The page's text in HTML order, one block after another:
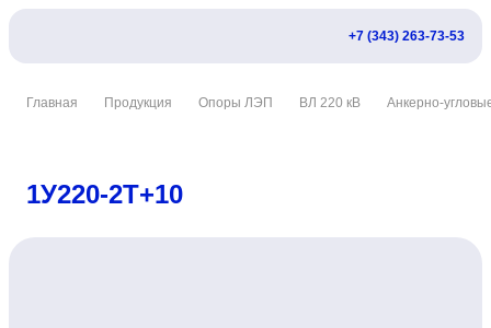
+7 (343) 263-73-53
Главная Продукция Опоры ЛЭП ВЛ 220 кВ Анкерно-
1У220-2Т+10